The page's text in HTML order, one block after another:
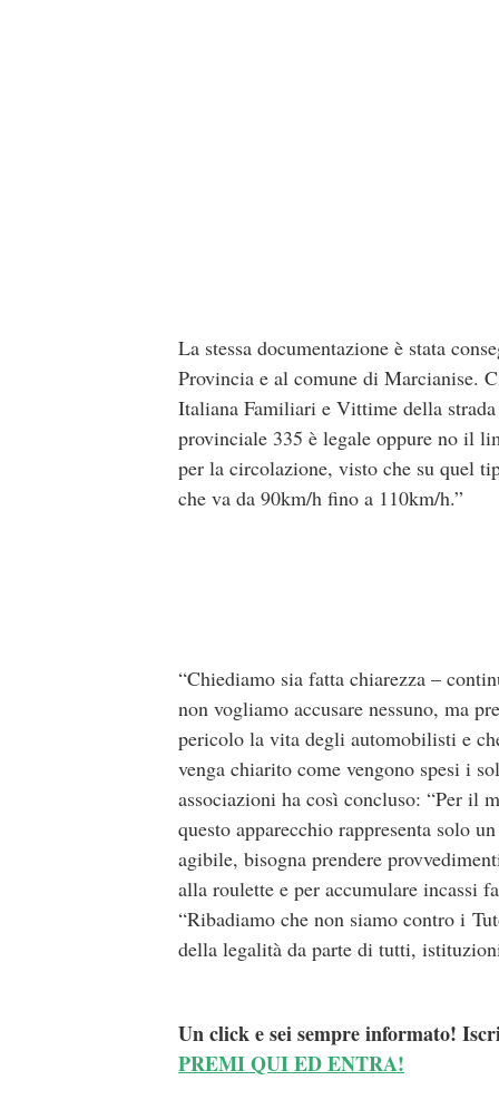
La stessa documentazione è stata
Provincia e al comune di Marcianise.
Italiana Familiari e Vittime della
provinciale 335 è legale oppure no il
per la circolazione, visto che su quel
che va da 90km/h fino a 110km/h.”
“Chiediamo sia fatta chiarezza –
non vogliamo accusare nessuno, ma
pericolo la vita degli automobilisti e
venga chiarito come vengono spesi i
associazioni ha così concluso: “Per il
questo apparecchio rappresenta solo
agibile, bisogna prendere
alla roulette e per accumulare incassi
“Ribadiamo che non siamo contro i
della legalità da parte di tutti,
Un click e sei sempre informato!
PREMI QUI ED ENTRA!